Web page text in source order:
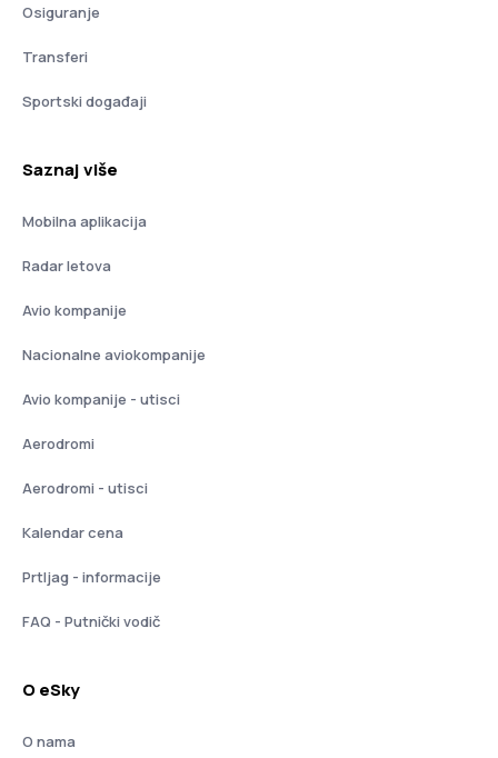
Osiguranje
Transferi
Sportski događaji
Saznaj više
Mobilna aplikacija
Radar letova
Avio kompanije
Nacionalne aviokompanije
Avio kompanije - utisci
Aerodromi
Aerodromi - utisci
Kalendar cena
Prtljag - informacije
FAQ - Putnički vodič
O eSky
O nama